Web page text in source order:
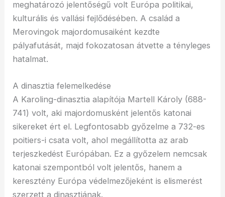
meghatározó jelentőségű volt Európa politikai,
kulturális és vallási fejlődésében. A család a
Merovingok majordomusaiként kezdte
pályafutását, majd fokozatosan átvette a tényleges
hatalmat.
A dinasztia felemelkedése
A Karoling-dinasztia alapítója Martell Károly (688-
741) volt, aki majordomusként jelentős katonai
sikereket ért el. Legfontosabb győzelme a 732-es
poitiers-i csata volt, ahol megállította az arab
terjeszkedést Európában. Ez a győzelem nemcsak
katonai szempontból volt jelentős, hanem a
keresztény Európa védelmezőjeként is elismerést
szerzett a dinasztiának.